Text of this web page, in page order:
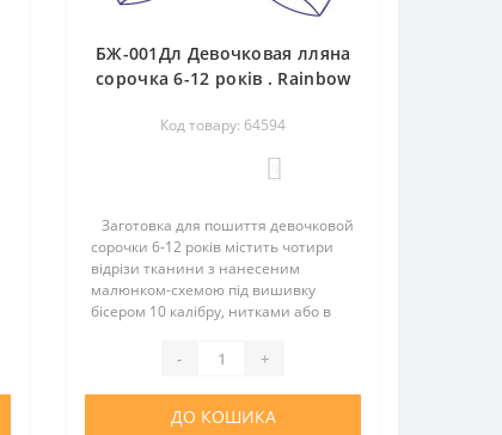
БЖ-001Дл Девочковая лляна
сорочка 6-12 років . Rainbow
вишивки нитками або
Код товару: 64594
Заготовка для пошиття девочковой
сорочки 6-12 років містить чотири
відрізи тканини з нанесеним
малюнком-схемою під вишивку
бісером 10 калібру, нитками або в
Тканина - льон. Склад тканини: 50%
- +
ДО КОШИКА